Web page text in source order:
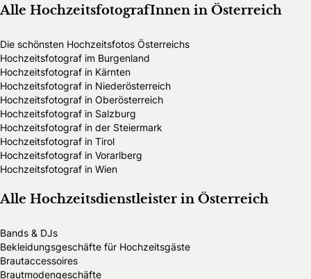
Alle HochzeitsfotografInnen in Österreich
Die schönsten Hochzeitsfotos Österreichs
Hochzeitsfotograf im Burgenland
Hochzeitsfotograf in Kärnten
Hochzeitsfotograf in Niederösterreich
Hochzeitsfotograf in Oberösterreich
Hochzeitsfotograf in Salzburg
Hochzeitsfotograf in der Steiermark
Hochzeitsfotograf in Tirol
Hochzeitsfotograf in Vorarlberg
Hochzeitsfotograf in Wien
Alle Hochzeitsdienstleister in Österreich
Bands & DJs
Bekleidungsgeschäfte für Hochzeitsgäste
Brautaccessoires
Brautmodengeschäfte